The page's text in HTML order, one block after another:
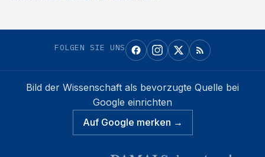
FOLGEN SIE UNS
Bild der Wissenschaft als bevorzugte Quelle bei
Google einrichten
Auf Google merken →